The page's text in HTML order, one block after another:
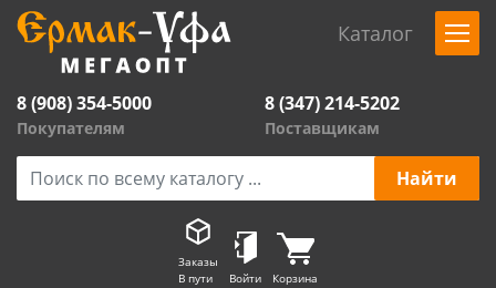
Каталог
8 (908) 354-5000
Покупателям
8 (347) 214-5202
Поставщикам
Заказы
В пути
Войти Корзина